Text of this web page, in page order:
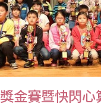
金賽暨快閃心